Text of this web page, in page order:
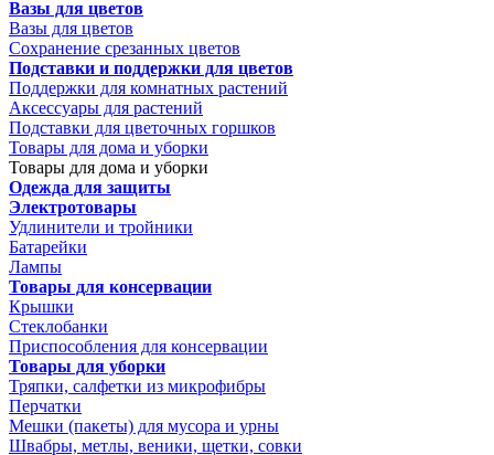
Вазы для цветов
Вазы для цветов
Сохранение срезанных цветов
Подставки и поддержки для цветов
Поддержки для комнатных растений
Аксессуары для растений
Подставки для цветочных горшков
Товары для дома и уборки
Товары для дома и уборки
Одежда для защиты
Электротовары
Удлинители и тройники
Батарейки
Лампы
Товары для консервации
Крышки
Стеклобанки
Приспособления для консервации
Товары для уборки
Тряпки, салфетки из микрофибры
Перчатки
Мешки (пакеты) для мусора и урны
Швабры, метлы, веники, щетки, совки